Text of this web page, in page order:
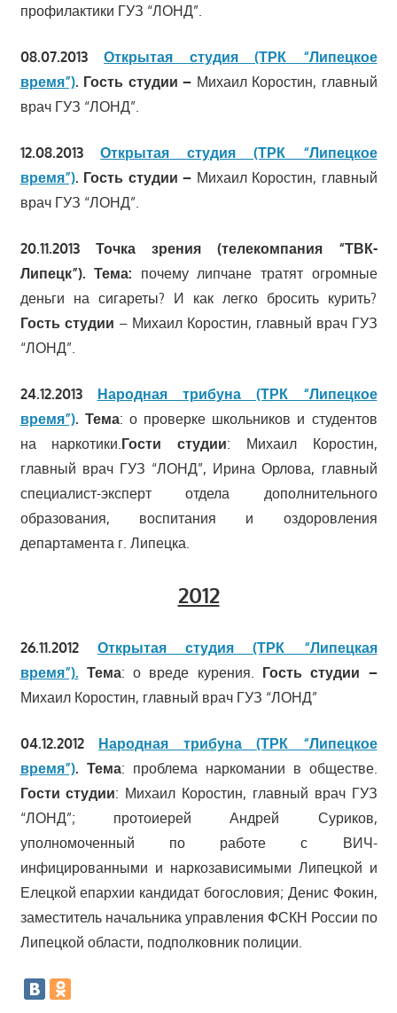
профилактики ГУЗ “ЛОНД”.
08.07.2013 Открытая студия (ТРК “Липецкое
время”). Гость студии – Михаил Коростин, главный
врач ГУЗ “ЛОНД”.
12.08.2013Открытая студия (ТРК “Липецкое
время”). Гость студии – Михаил Коростин, главный
врач ГУЗ “ЛОНД”.
20.11.2013 Точка зрения (телекомпания “ТВК-
Липецк”). Тема: почему липчане тратят огромные
деньги на сигареты? И как легко бросить курить?
Гость студии – Михаил Коростин, главный врач ГУЗ
“ЛОНД”.
24.12.2013 Народная трибуна (ТРК “Липецкое
время”). Тема: о проверке школьников и студентов
на наркотики. Гости студии: Михаил Коростин,
главный врач ГУЗ “ЛОНД”, Ирина Орлова, главный
специалист-эксперт отдела дополнительного
образования, воспитания и оздоровления
департамента г. Липецка.
2012
26.11.2012 Открытая студия (ТРК “Липецкая
время”). Тема: о вреде курения. Гость студии –
Михаил Коростин, главный врач ГУЗ “ЛОНД”
04.12.2012 Народная трибуна (ТРК “Липецкое
время”). Тема: проблема наркомании в обществе.
Гости студии: Михаил Коростин, главный врач ГУЗ
“ЛОНД”; протоиерей Андрей Суриков,
уполномоченный по работе с ВИЧ-
инфицированными и наркозависимыми Липецкой и
Елецкой епархии кандидат богословия; Денис Фокин,
заместитель начальника управления ФСКН России по
Липецкой области, подполковник полиции.